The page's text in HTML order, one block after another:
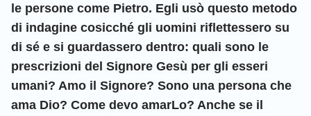
le persone come Pietro. Egli usò questo metodo
di indagine cosicché gli uomini riflettessero su
di sé e si guardassero dentro: quali sono le
prescrizioni del Signore Gesù per gli esseri
umani? Amo il Signore? Sono una persona che
ama Dio? Come devo amarLo? Anche se il